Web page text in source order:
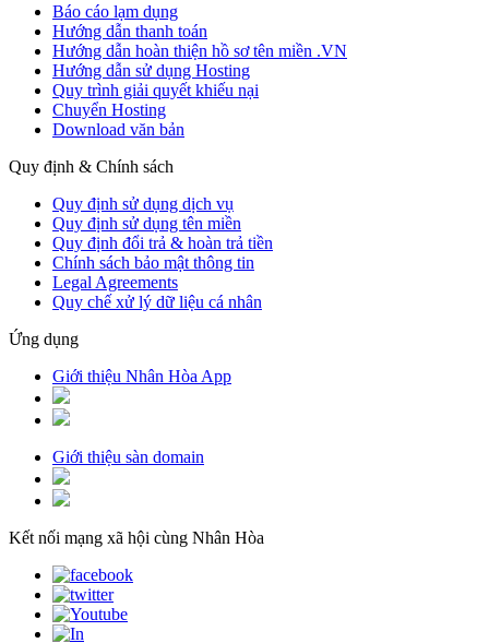
Báo cáo lạm dụng
Hướng dẫn thanh toán
Hướng dẫn hoàn thiện hồ sơ tên miền .VN
Hướng dẫn sử dụng Hosting
Quy trình giải quyết khiếu nại
Chuyển Hosting
Download văn bản
Quy định & Chính sách
Quy định sử dụng dịch vụ
Quy định sử dụng tên miền
Quy định đổi trả & hoàn trả tiền
Chính sách bảo mật thông tin
Legal Agreements
Quy chế xử lý dữ liệu cá nhân
Ứng dụng
Giới thiệu Nhân Hòa App
Giới thiệu sàn domain
Kết nối mạng xã hội cùng Nhân Hòa